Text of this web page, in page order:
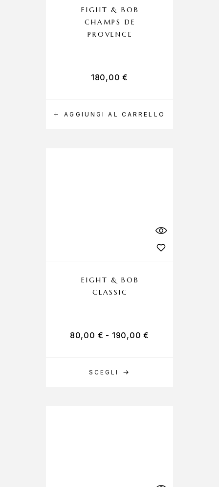
AGGIUNGI AL CARRELLO
EIGHT & BOB
CHAMPS DE
PROVENCE
180,00€
SCEGLI
EIGHT & BOB
CLASSIC
80,00 € - 190,00€